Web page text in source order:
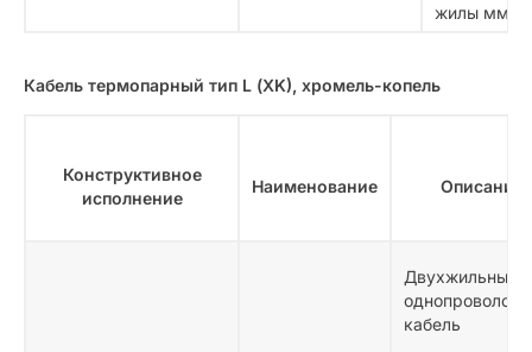
жилы мм)
Кабель термопарный тип L (ХK), хромель-копель
Конструктивное
исполнение
Наименование Описание
Двухжильный
кабель